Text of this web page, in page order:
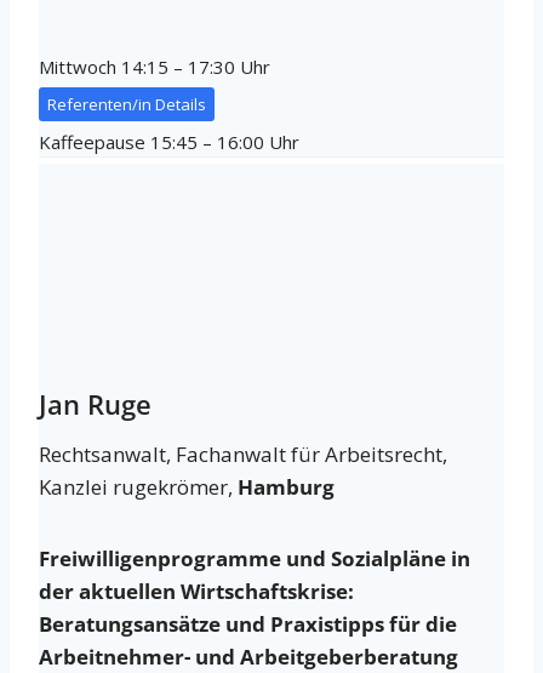
Mittwoch 14:15 – 17:30 Uhr
Referenten/in Details
Kaffeepause 15:45 – 16:00 Uhr
Jan Ruge
Rechtsanwalt, Fachanwalt für Arbeitsrecht,
Kanzlei rugekrömer, Hamburg
Freiwilligenprogramme und Sozialpläne in
der aktuellen Wirtschaftskrise:
Beratungsansätze und Praxistipps für die
Arbeitnehmer- und Arbeitgeberberatung